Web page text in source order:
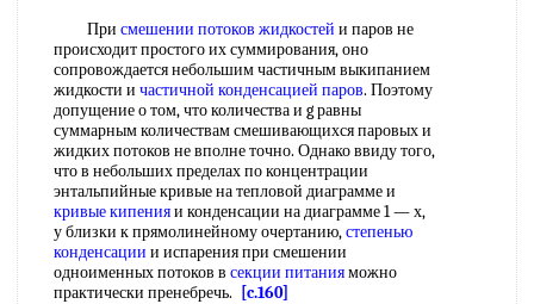
При смешении потоков жидкостей и паров не
происходит простого их суммирования, оно
сопровождается небольшим частичным выкипанием
жидкости и частичной конденсацией паров. Поэтому
допущение о том, что количества и g равны
суммарным количествам смешивающихся паровых и
жидких потоков не вполне точно. Однако ввиду того,
что в небольших пределах по концентрации
энтальпийные кривые на тепловой диаграмме и
кривые кипенияи конденсации на диаграмме 1 — х,
у близки к прямолинейному очертанию,степенью
конденсации и испарения при смешении
одноименных потоков в секции питанияможно
практически пренебречь.
[c.160]